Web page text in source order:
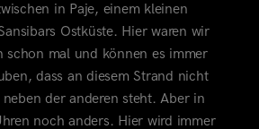
in Paje, einem kleinen
Ostküste. Hier waren wir
schon mal und können es immer
dass an diesem Strand nicht
der anderen steht. Aber in
noch anders. Hier wird immer